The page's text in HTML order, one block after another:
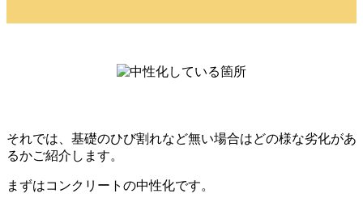
それでは、基礎のひび割れなど無い場合はどの様な劣化があ
るかご紹介します。
まずはコンクリートの中性化です。